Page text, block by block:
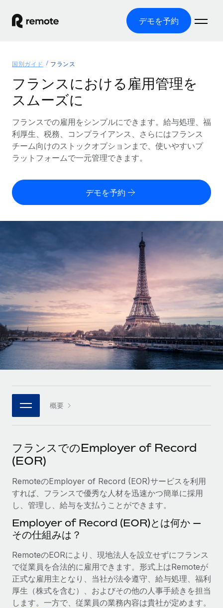
デモを予約
グローバル雇用
グローバル給与処理
コンプライアンス対応の給与処理を手軽に
Employer of Record（EOR）
グローバル展開をコストをかけずに実現
Contractor of Record
世界中の契約社員と法令を遵守して契約
複雑な雇用関連業務を外部委託
インフラ
Remote統合
人事機能をワークフローにシームレスに統合する
プラットフォーム
チームのための人事の基本機能を内蔵
接続 新しい
当社のMCPを使用して、あらゆるAIツールをRemoteに接続
統合
基本的なビジネスツールを活用して業務プロセスを効率化す
サービス
専門家に相談
グローバル人事・コンプライアンスの専門サポート
候補者の選考プロセスをシンプルに
コンプライアンスリスクを先回りして対応
デバイス管理
ITデバイスを世界規模で提供・管理
ソリューション
各国の制度に対応
国別ガイド
/国別のグローバル雇用支援を検索する
Remoteを他社と比較
成長の段階
スタートアップ
成長中の企業向けのアジャイルなグローバルHR・給与処理ソ
リューション
ミッドマーケット
カスタマイズされた人事ソリューションでチームを拡大する
企業
大企業向けのグローバルHR
パートナーに登録
戦略的テクノロジーパートナー
グローバルな人事機能を柔軟に自社プラットフォームへ統合
当社とのパートナーシップの可能性を検討する
Remote Build
統合とAI自動化に関するコンサルティング
リソース
ツールと計算ツール
従業員コスト計算ツール
グローバルな契約社員向けに、通貨オプションと支払スピー
REMOTEで学習
リサーチおよびガイド
活用事例
HR用語集
チェックリストおよびテンプレート
職務内容ライブラリ
ウェビナー
イベント
ニュースルーム
給与・人材情報
情報センター
サポートを依頼する
すべてのリソースを表示する
ブログ
グローバル給与処理
EORおよびPEO
価格
English
Français
Deutsch
Español
Italiano
Português (Portugal)
日本語
한국어
国別ガイド フランス
フランスにおける雇用管理を
スムーズに
フランスでの雇用をシンプルにできます。給与処理、福
利厚生、税務、コンプライアンス、さらにはフランス
チーム向けのストックオプションまで、使いやすいプ
ラットフォームで一元管理できます。
デモを予約
概要
フランスでのEmployer of Record
(EOR)
RemoteのEmployer of Record (EOR)サービスを利用
すれば、フランスで優秀な人材を迅速かつ簡単に採用
し、管理し、給与を支払うことができます。
Employer of Record (EOR)とは何か —
その仕組みは？
RemoteのEORにより、現地法人を設立せずにフランス
で従業員を合法的に雇用できます。形式上はRemoteが
正式な雇用主となり、当社が法令遵守、給与処理、福利
厚生（株式を含む）、およびその他の人事手続きを担当
します。一方で、従業員の業務内容は貴社が定めます。